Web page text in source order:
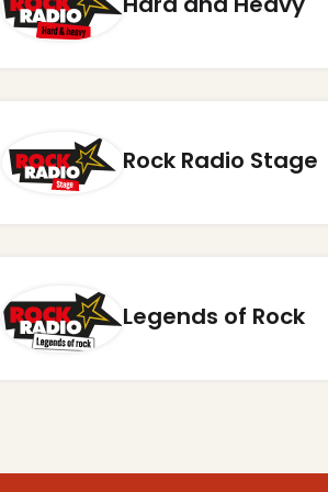
Rock Radio Stage
Legends of Rock